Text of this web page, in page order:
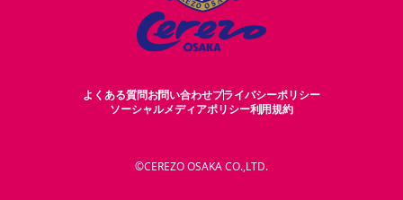
よくある質問お問い合わせプライバシーポリシー
ソーシャルメディアポリシー利用規約
©CEREZO OSAKA CO.,LTD.